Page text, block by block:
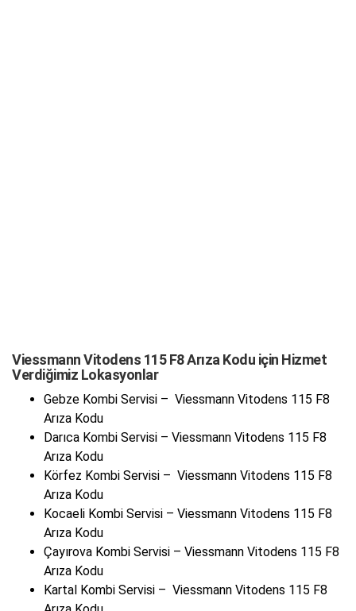
Viessmann Vitodens 115 F8 Arıza Kodu için Hizmet
Verdiğimiz Lokasyonlar
Gebze Kombi Servisi – Viessmann Vitodens 115 F8
Arıza Kodu
Darıca Kombi Servisi – Viessmann Vitodens 115 F8
Arıza Kodu
Körfez Kombi Servisi – Viessmann Vitodens 115 F8
Arıza Kodu
Kocaeli Kombi Servisi – Viessmann Vitodens 115 F8
Arıza Kodu
Çayırova Kombi Servisi – Viessmann Vitodens 115 F8
Arıza Kodu
Kartal Kombi Servisi – Viessmann Vitodens 115 F8